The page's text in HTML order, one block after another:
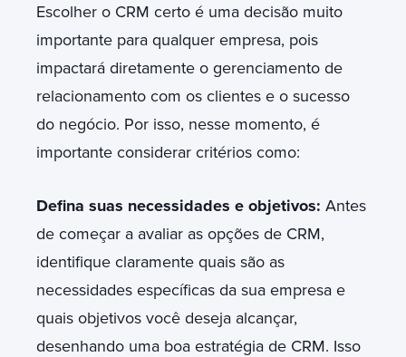
Escolher o CRM certo é uma decisão muito
importante para qualquer empresa, pois
impactará diretamente o gerenciamento de
relacionamento com os clientes e o sucesso
do negócio. Por isso, nesse momento, é
importante considerar critérios como:
Defina suas necessidades e objetivos: Antes
de começar a avaliar as opções de CRM,
identifique claramente quais são as
necessidades específicas da sua empresa e
quais objetivos você deseja alcançar,
desenhando uma boa estratégia de CRM. Isso